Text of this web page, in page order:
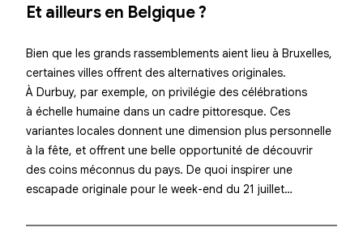
Et ailleurs en Belgique ?
Bien que les grands rassemblements aient lieu à Bruxelles,
certaines villes offrent des alternatives originales.
À Durbuy, par exemple, on privilégie des célébrations
à échelle humaine dans un cadre pittoresque. Ces
variantes locales donnent une dimension plus personnelle
à la fête, et offrent une belle opportunité de découvrir
des coins méconnus du pays. De quoi inspirer une
escapade originale pour le week-end du 21 juillet…